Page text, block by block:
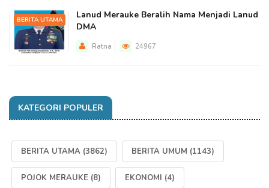
BERITA UTAMA
Lanud Merauke Beralih Nama Menjadi Lanud
DMA
Ratna 24967
KATEGORI POPULER
BERITA UTAMA (3862) BERITA UMUM (1143)
POJOK MERAUKE (8) EKONOMI (4)